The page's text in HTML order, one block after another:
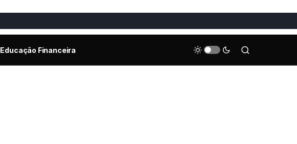
Educação Financeira